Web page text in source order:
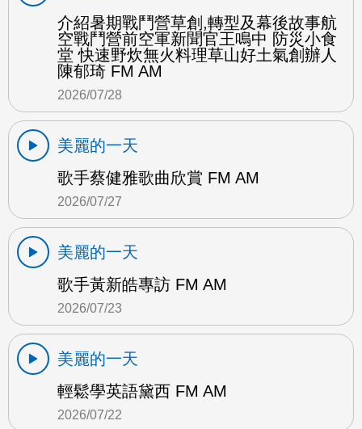
介紹暑期戰鬥營草創,轉型及幕後故事航
空戰鬥營前空軍新聞官王鳴中 防災小食
堂 快速野炊無火料理草山好土氣創辦人
陳郁琦 FM AM
2026/07/28
美麗的一天
歌手蔡健雅歌曲欣賞 FM AM
2026/07/27
美麗的一天
歌手黃新皓專訪 FM AM
2026/07/23
美麗的一天
輕鬆學英語黛西 FM AM
2026/07/22